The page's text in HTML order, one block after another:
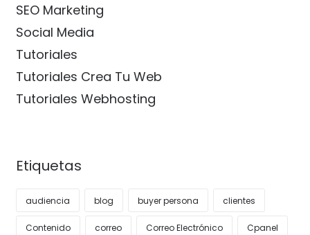
SEO Marketing
Social Media
Tutoriales
Tutoriales Crea Tu Web
Tutoriales Webhosting
Etiquetas
audiencia blog buyer persona clientes
Contenido correo Correo Electrónico Cpanel